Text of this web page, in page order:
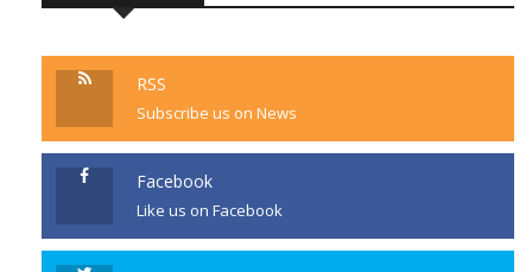
RSS
Subscribe us on News
Facebook
Like us on Facebook